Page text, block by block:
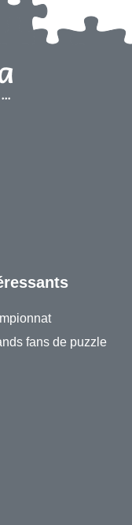
fans de puzzle